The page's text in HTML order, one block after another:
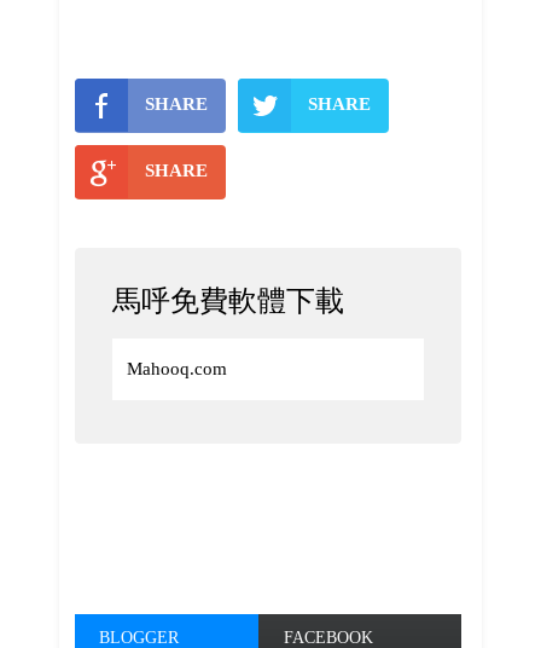
SHARE SHARE
SHARE
馬呼免費軟體下載
Mahooq.com
BLOGGER
FACEBOOK